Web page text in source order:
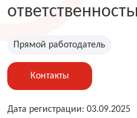
Прямой работодатель
Контакты
Дата регистрации: 03.09.2025